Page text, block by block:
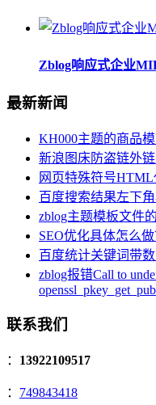
Zblog响应式企业
最新新闻
KH000主题的商品
新浪图床防盗链外
网页特殊符号
百度搜索结果左下
zblog主题模板文件
SEO优化具体怎么
百度统计关键词带
zblog报错Call to
联系我们
： 13922109517
： 749843418